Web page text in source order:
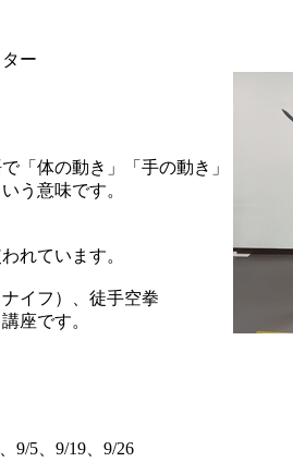
ー
「体の動き」「手の動き」
う意味です。
れています。
イフ）、徒手空拳
座です。
9/5、9/19、9/26